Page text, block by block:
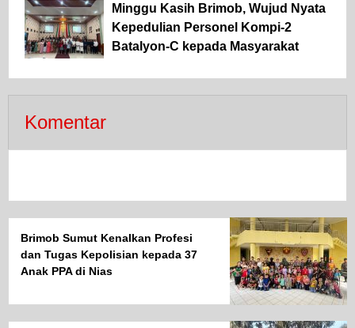
Minggu Kasih Brimob, Wujud Nyata
Kepedulian Personel Kompi-2
Batalyon-C kepada Masyarakat
Komentar
Brimob Sumut Kenalkan Profesi
dan Tugas Kepolisian kepada 37
Anak PPA di Nias